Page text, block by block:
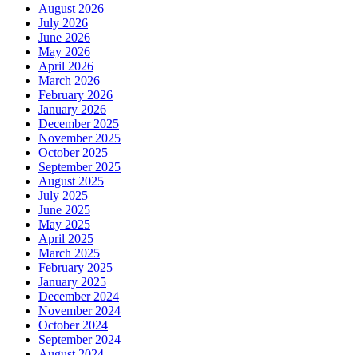
August 2026
July 2026
June 2026
May 2026
April 2026
March 2026
February 2026
January 2026
December 2025
November 2025
October 2025
September 2025
August 2025
July 2025
June 2025
May 2025
April 2025
March 2025
February 2025
January 2025
December 2024
November 2024
October 2024
September 2024